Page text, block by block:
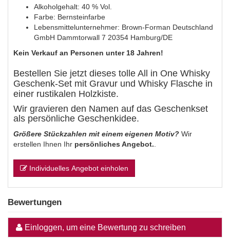
Alkoholgehalt: 40 % Vol.
Farbe: Bernsteinfarbe
Lebensmittelunternehmer: Brown-Forman Deutschland
GmbH Dammtorwall 7 20354 Hamburg/DE
Kein Verkauf an Personen unter 18 Jahren!
Bestellen Sie jetzt dieses tolle All in One Whisky
Geschenk-Set mit Gravur und Whisky Flasche in
einer rustikalen Holzkiste.
Wir gravieren den Namen auf das Geschenkset
als persönliche Geschenkidee.
Größere Stückzahlen mit einem eigenen Motiv? Wir
erstellen Ihnen Ihr persönliches Angebot.
Individuelles Angebot einholen
Bewertungen
Einloggen, um eine Bewertung zu schreiben